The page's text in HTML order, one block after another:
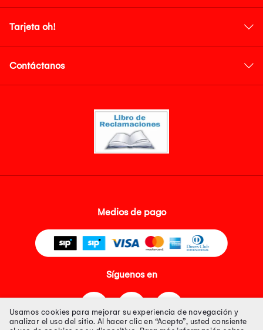
Tarjeta oh!
Contáctanos
Medios de pago
Síguenos en
Usamos cookies para mejorar su experiencia de navegación y
analizar el uso del sitio. Al hacer clic en “Acepto”, usted consiente